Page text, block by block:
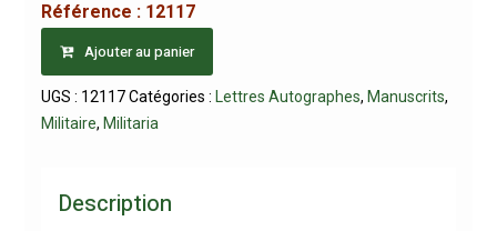
Référence : 12117
Ajouter au panier
UGS : 12117 Catégories : Lettres Autographes, Manuscrits,
Militaire, Militaria
Description